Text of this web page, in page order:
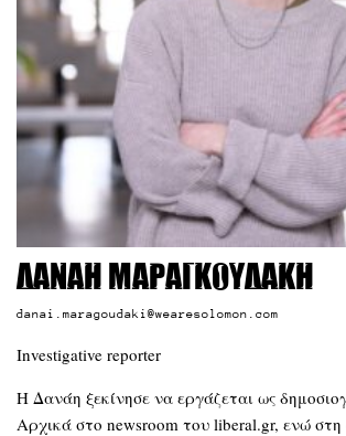
Δανάη Μαραγκουδάκη
danai.maragoudaki@wearesolomon.com
Investigative reporter
Η Δανάη ξεκίνησε να εργάζεται ως
Αρχικά στο newsroom του liberal.gr, ενώ στη